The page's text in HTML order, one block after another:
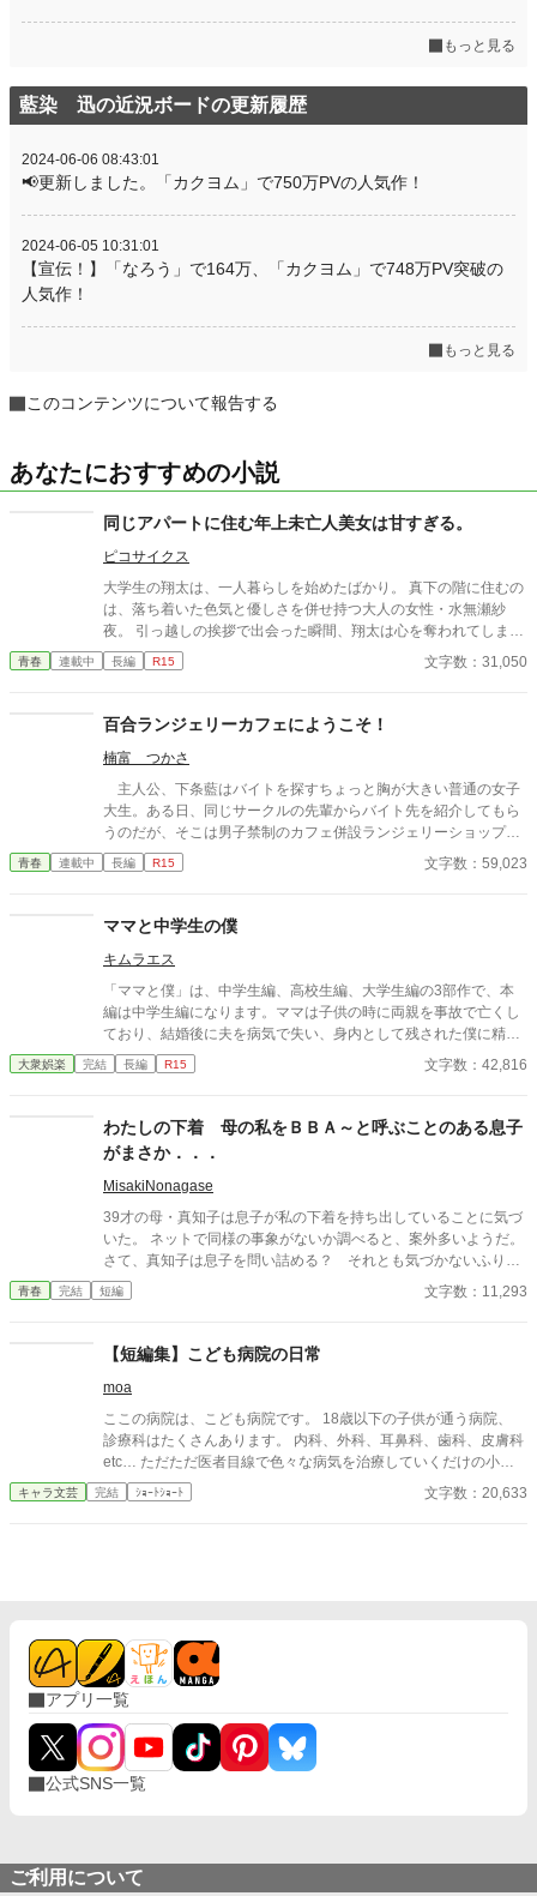
もっと見る
藍染 迅の近況ボードの更新履歴
2024-06-06 08:43:01
📢更新しました。「カクヨム」で750万PVの人気作！
2024-06-05 10:31:01
【宣伝！】「なろう」で164万、「カクヨム」で748万PV突破の
人気作！
もっと見る
このコンテンツについて報告する
あなたにおすすめの小説
同じアパートに住む年上未亡人美女は甘すぎる。
ピコサイクス
大学生の翔太は、一人暮らしを始めたばかり。 真下の階に住むの
は、落ち着いた色気と優しさを併せ持つ大人の女性・水無瀬紗
夜。 引っ越しの挨拶で出会った瞬間、翔太は心を奪われてしま
う。 偶然にもアルバイト先のスーパーで再会した彼女は、翔太を
すぐに採用し、温かく仕事を教えてくれる存在だった。 ある日の
紗夜の部屋でご飯をご馳走になるほど親密に。 優しくて穏やかで
――その色気に触れるたび、翔太の心は揺れていく。 大人の女性
と大学生、甘くちょっぴり刺激的な同居生活（？）がはじまる。
青春 連載中 長編 R15 文字数：31,050
百合ランジェリーカフェにようこそ！
楠富 つかさ
主人公、下条藍はバイトを探すちょっと胸が大きい普通の女子
大生。ある日、同じサークルの先輩からバイト先を紹介してもら
うのだが、そこは男子禁制のカフェ併設ランジェリーショップ
で！？ ちょっとハレンチなお仕事カフェライフ、始まりま
す！！ ※この物語はフィクションであり実在の人物・団体・法律
成できないのでビキニで代用しています。
青春 連載中 長編 R15 文字数：59,023
ママと中学生の僕
キムラエス
「ママと僕」は、中学生編、高校生編、大学生編の3部作で、本
編は中学生編になります。ママは子供の時に両親を事故で亡くし
ており、結婚後に夫を病気で失い、身内として残された僕に精神
的に依存をするようになる。幼少期の「僕」はそのママの依存が
嬉しく、素敵なママに甘える閉鎖的な生活を当たり前のことと考
マとの日常の中で処理すべきものと疑わず、ママも戸惑いながら
もママに甘える「僕」に満足する。ママも僕もそうした行為が少
なからず社会規範に反していることは理解しているが、ママとの
甘美な繋がりは解消できずに戸惑いながらも続く「ママと中学生
の僕」の営みを描いてみました。
大衆娯楽 完結 長編 R15 文字数：42,816
わたしの下着 母の私をＢＢＡ～と呼ぶことのある息子
がまさか．．．
MisakiNonagase
39才の母・真知子は息子が私の下着を持ち出していることに気づ
いた。 ネットで同様の事象がないか調べると、案外多いようだ。
さて、真知子は息子を問い詰める？ それとも気づかないふりを
青春 完結 短編 文字数：11,293
【短編集】こども病院の日常
moa
ここの病院は、こども病院です。 18歳以下の子供が通う病院、
診療科はたくさんあります。 内科、外科、耳鼻科、歯科、皮膚科
etc… ただただ医者目線で色々な病気を治療していくだけの小説
です。 恋愛要素などは一切ありません。 密着病院24時！的な感
じです。 人物像などは表記していない為、読者様のご想像にお任
キャラ文芸 完結 ｼｮｰﾄｼｮｰﾄ 文字数：20,633
アプリ一覧
公式SNS一覧
ご利用について